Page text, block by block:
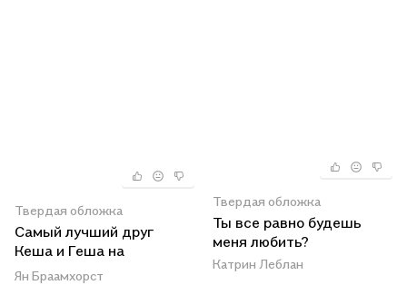
Твердая обложка
Самый лучший друг
Кеша и Геша на
необитаемом острове
Ян Браамхорст
Твердая обложка
Ты все равно будешь
меня любить?
Катрин Леблан